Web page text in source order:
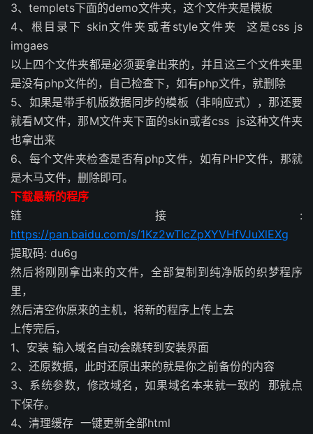
3、templets下面的demo文件夹，这个文件夹是模板
4、根目录下 skin文件夹或者style文件夹 这是css js
imgaes
以上四个文件夹都是必须要拿出来的，并且这三个文件夹里
是没有php文件的，自己检查下，如有php文件，就删除
5、如果是带手机版数据同步的模板（非响应式），那还要
就看M文件，那M文件夹下面的skin或者css js这种文件夹
也拿出来
6、每个文件夹检查是否有php文件，如有PHP文件，那就
是木马文件，删除即可。
下载最新的程序
链接:
https://pan.baidu.com/s/1Kz2wTIcZpXYVHfVJuXlEXg
提取码: du6g
然后将刚刚拿出来的文件，全部复制到纯净版的织梦程序
里，
然后清空你原来的主机，将新的程序上传上去
上传完后，
1、安装 输入域名自动会跳转到安装界面
2、还原数据，此时还原出来的就是你之前备份的内容
3、系统参数，修改域名，如果域名本来就一致的 那就点
下保存。
4、清理缓存 一键更新全部html